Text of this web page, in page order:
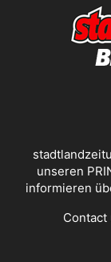
unseren
informieren
Contact